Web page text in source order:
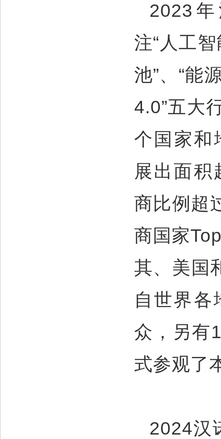
2023
注“人工
池”、“能
4.0”五大
个国家和
展出面积
商比例超
商国家
其、美国
自世界各
众，另有
式参观了
2024汉